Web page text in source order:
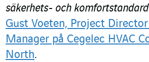
säkerhets- och
Gust Voeten, Project
Manager på Cegelec HVAC
North.